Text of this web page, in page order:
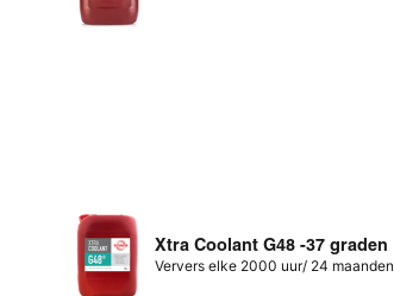
Xtra Coolant G48 -37 graden
Ververs elke 2000 uur/ 24 maanden